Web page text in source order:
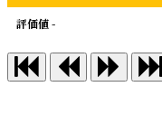
評価値 -